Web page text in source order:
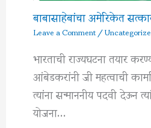
बाबासाहेबांचा अमेरिकेत
Leave a Comment/
भारताची राज्यघटना तयार
आंबेडकरांनी जी महत्वाची
त्यांना सन्माननीय पदवी देऊन
योजना…